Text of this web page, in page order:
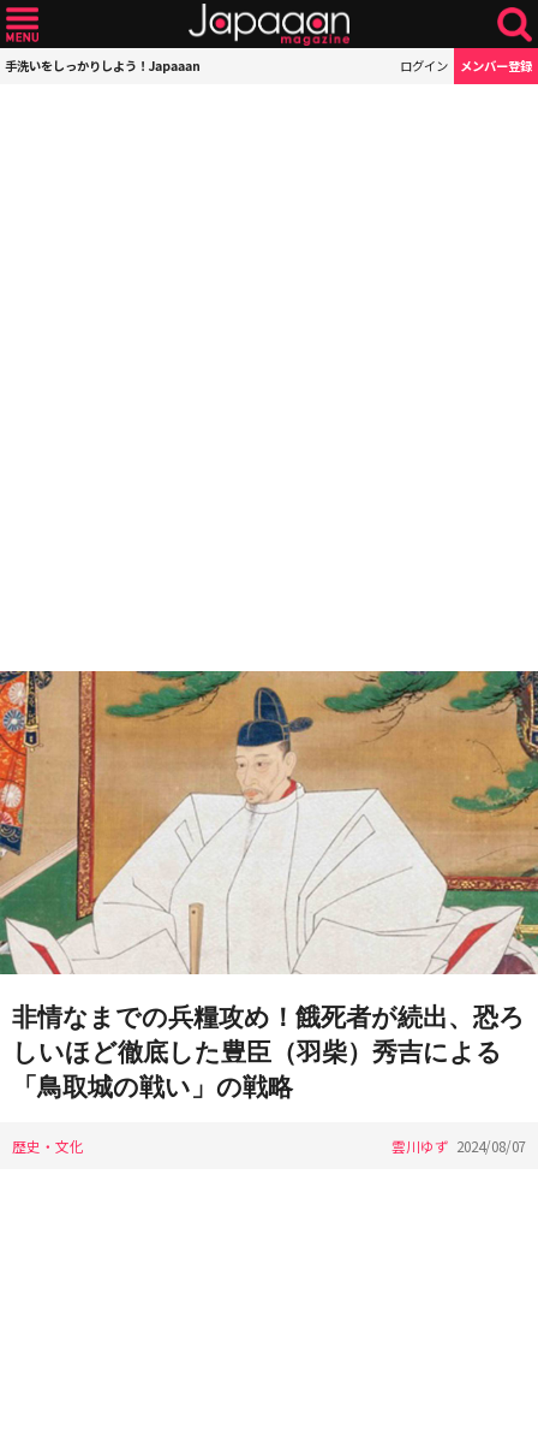
手洗いをしっかりしよう！Japaaan ログイン メンバー登録
非情なまでの兵糧攻め！餓死者が続出、恐ろ
しいほど徹底した豊臣（羽柴）秀吉による
「鳥取城の戦い」の戦略
歴史・文化 雲川ゆず 2024/08/07